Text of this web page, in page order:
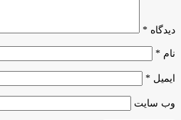
دیدگاه *
نام *
ایمیل *
وب‌ سایت